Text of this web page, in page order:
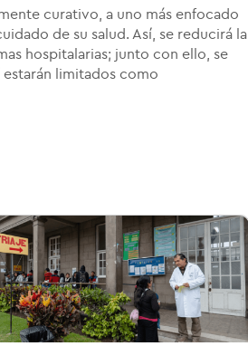
curativo, a uno más enfocado
de su salud. Así, se reducirá la
hospitalarias; junto con ello, se
limitados como